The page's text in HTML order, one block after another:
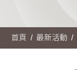
首頁 最新活動